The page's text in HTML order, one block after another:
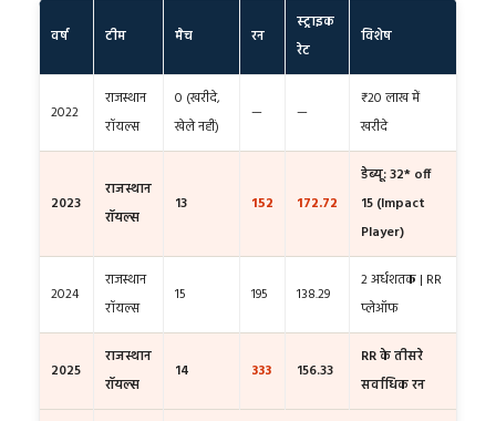
वर्ष टीम मैच रन
स्ट्राइक
रेट
विशेष
2022
राजस्थान
रॉयल्स
0 (खरीदे,
खेले नहीं)
— —
₹20 लाख में
खरीदे
2023
राजस्थान
रॉयल्स
13 152 172.72
डेब्यू: 32* off
15 (Impact
Player)
2024
राजस्थान
रॉयल्स
15 195 138.29
2 अर्धशतक | RR
प्लेऑफ
2025
राजस्थान
रॉयल्स
14 333 156.33
RR के तीसरे
सर्वाधिक रन